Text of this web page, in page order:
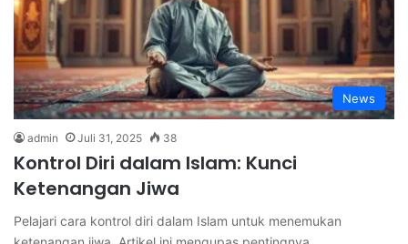
News
admin Juli 31, 2025 38
Kontrol Diri dalam Islam: Kunci
Ketenangan Jiwa
Pelajari cara kontrol diri dalam Islam untuk menemukan